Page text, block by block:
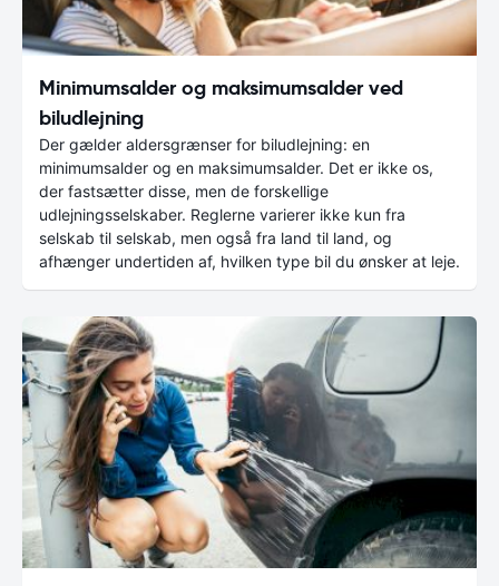
Minimumsalder og maksimumsalder ved
biludlejning
Der gælder aldersgrænser for biludlejning: en
minimumsalder og en maksimumsalder. Det er ikke os,
der fastsætter disse, men de forskellige
udlejningsselskaber. Reglerne varierer ikke kun fra
selskab til selskab, men også fra land til land, og
afhænger undertiden af, hvilken type bil du ønsker at leje.